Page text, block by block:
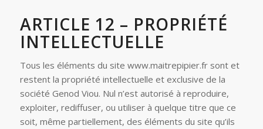
ARTICLE 12 – PROPRIÉTÉ
INTELLECTUELLE
Tous les éléments du site www.maitrepipier.fr sont et
restent la propriété intellectuelle et exclusive de la
société Genod Viou. Nul n’est autorisé à reproduire,
exploiter, rediffuser, ou utiliser à quelque titre que ce
soit, même partiellement, des éléments du site qu’ils